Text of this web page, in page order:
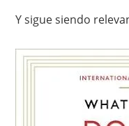
Y sigue siendo